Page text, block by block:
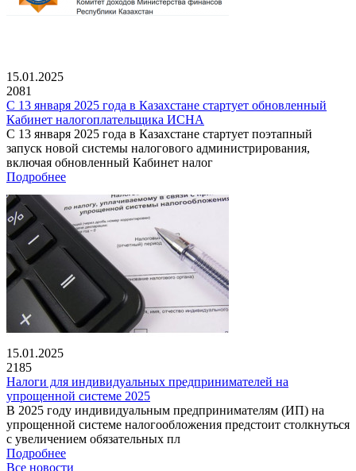
15.01.2025
2081
С 13 января 2025 года в Казахстане стартует обновленный
Кабинет налогоплательщика ИСНА
С 13 января 2025 года в Казахстане стартует поэтапный
запуск новой системы налогового администрирования,
включая обновленный Кабинет налог
Подробнее
15.01.2025
2185
Налоги для индивидуальных предпринимателей на
упрощенной системе 2025
В 2025 году индивидуальным предпринимателям (ИП) на
упрощенной системе налогообложения предстоит столкнуться
с увеличением обязательных пл
Подробнее
Все новости